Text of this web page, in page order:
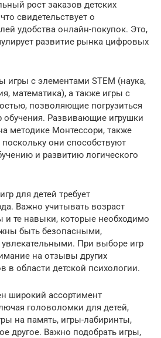
рост заказов детских
свидетельствует о
удобства онлайн-покупок. Это,
развитие рынка цифровых
игры с элементами STEM (наука,
математика), а также игры с
позволяющие погрузиться
обучения. Развивающие игрушки
методике Монтессори, также
они способствуют
и развитию логического
для детей требует
Важно учитывать возраст
и те навыки, которые необходимо
быть безопасными,
При выборе игр
на отзывы других
в области детской психологии.
широкий ассортимент
головоломки для детей,
на память, игры-лабиринты,
другое. Важно подобрать игры,